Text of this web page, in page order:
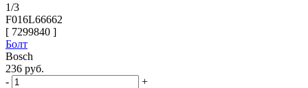
1/3
F016L66662
[ 7299840 ]
Болт
Bosch
236 руб.
-
+